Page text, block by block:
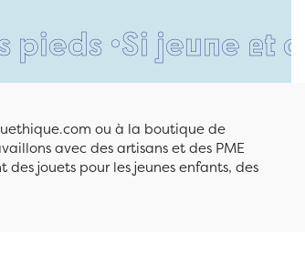
•Si jeune et déjà
ou à la boutique de
avec des artisans et des PME
jouets pour les jeunes enfants, des